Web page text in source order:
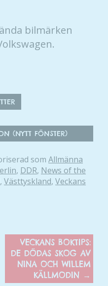
bilmärken
(NYTT FÖNSTER)
som Allmänna
, DDR, News of the
, Västtyskland, Veckans
VECKANS BOKTIPS:
DE DÖDAS SKOG AV
NINA OCH WILLEM
KÄLLMODIN →
Upplevelse
hemsida ska
under ditt
besök. Om
här kakorna
kommer viss
att försvinna
från
hemsidan.
med dig av dina
intressen och ditt
beteende när du
surfar ökar du
chansen att få se